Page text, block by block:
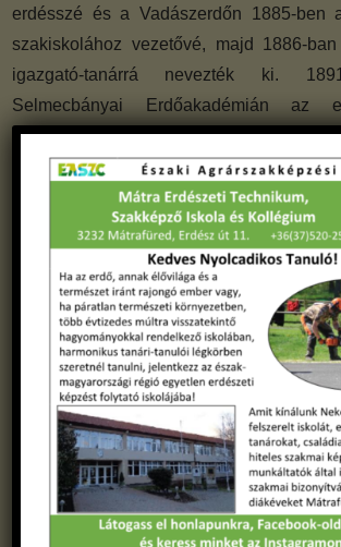
erdésszé és a Vadászerdőn 1885-ben
szakiskolához vezetővé, majd 1886-
igazgató-tanárrá nevezték ki.
Selmecbányai Erdőakadémián az
védelem-, növény- és állattani tanszék
meg. Később az erdőakadémia rendes
ben erdőtanácsosa lett.
A nemzetközi erdészeti kutatásokat
országban is tanulmányozta. 1893-ban a
minisztérium kísérleti ügy
Németországba, Svájcba és Bécsbe
erdőakadémia és az országos
képviseletében az osztrák birodalmi
közgyűlésére Boszniába utazott, majd
1897-ben Stockholmba a kiállítás
küldte Vadas Jenőt.
A magyar erdészeti kísérletügy